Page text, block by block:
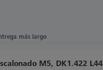
más largo
M5, DK1.422 L44